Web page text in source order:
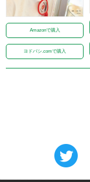
Amazonで購入
ヨドバシ.comで購入